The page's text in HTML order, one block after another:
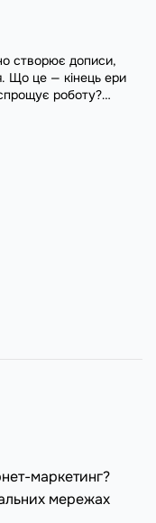
створює дописи,
Що це — кінець ери
роботу?
маркетинг?
мережах